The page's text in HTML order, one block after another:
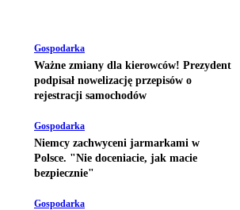
Gospodarka
Ważne zmiany dla kierowców! Prezydent
podpisał nowelizację przepisów o
rejestracji samochodów
Gospodarka
Niemcy zachwyceni jarmarkami w
Polsce. "Nie doceniacie, jak macie
bezpiecznie"
Gospodarka